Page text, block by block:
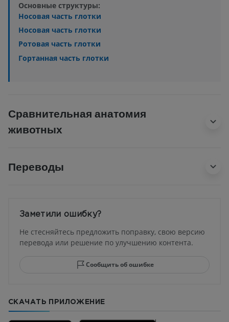
Основные структуры:
Носовая часть глотки
Носовая часть глотки
Ротовая часть глотки
Гортанная часть глотки
Сравнительная анатомия
животных
Переводы
Заметили ошибку?
Не стесняйтесь предложить поправку, свою версию
перевода или решение по улучшению контента.
Сообщить об ошибке
СКАЧАТЬ ПРИЛОЖЕНИЕ